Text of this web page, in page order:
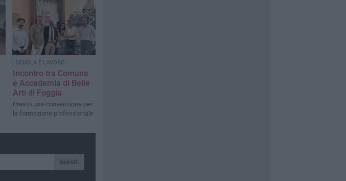
cittadini, il Comune ha
richiesto al Comitato
organizzatore di intervenire
sulle criticità emerse
SCUOLA E LAVORO
Incontro tra Comune
e Accademia di Belle
Arti di Foggia
Presto una convenzione per
la formazione professionale
Iscriviti